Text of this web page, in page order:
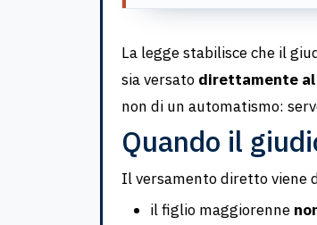
La legge stabilisce che il
sia versato direttamente
non di un automatismo:
Quando il
Il versamento diretto viene
il figlio maggiorenne